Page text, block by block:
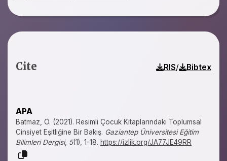
Cite RIS/ Bibtex
APA
Batmaz, Ö. (2021). Resimli Çocuk Kitaplarındaki Toplumsal
Cinsiyet Eşitliğine Bir Bakış. Gaziantep Üniversitesi Eğitim
Bilimleri Dergisi, 5(1), 1-18. https://izlik.org/JA77JE49RR